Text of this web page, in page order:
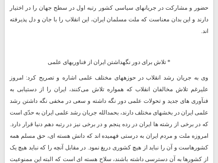
حضور و مشارکت در جریانهای سیاسی کشور رتبه اول در سطح جهان را در اختیار
دارند و این بدان معناست که ملت مسلمان ایران، این انقلاب را با جان و دل پذیرفته
اند.
* تلاش برای دور نگهداشتن ایران از فناوریهای علمی
وی به جریان رشد انقلاب در حوزههای مختلف علمی اشاره و تصریح کرد: امروز
علیرغم تلاش مخالفان انقلاب که همواره تلاش میکنند، ایران را از دستیابی به
فنآوری های جدید و تحولات علمی دور نگه داشته و سعی در مخفی نگه داشتن رشد
علمی ایران در بخشهای مختلف دارند، بحمدالله جریان رشد علمی ایران به حدّی است
که در برخی از رشته ها ایران در رده پنجم و در برخی نیز در رتبه دهم دنیا قرار دارد.
امروزه ملت و مردم ایران به درستی فهمیده اند که دانش هسته ای، حق مسلم همه
کشورهاست و آن را نباید از هیچ کشوری دریغ نمود. در مقابل آنچه را که نباید هیچ یک
از کشورها به آن دسترسی داشته باشند، سلاح هسته ای است که البته این ممنوعیت